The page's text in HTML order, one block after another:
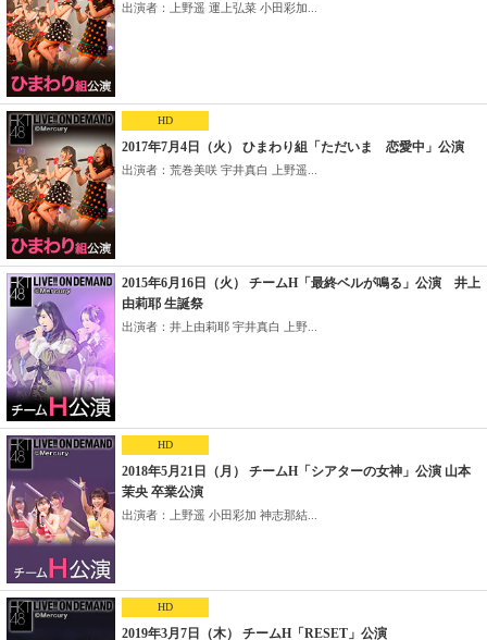
出演者：上野遥 運上弘菜 小田彩加...
HD
2017年7月4日（火） ひまわり組「ただいま 恋愛中」公演
出演者：荒巻美咲 宇井真白 上野遥...
2015年6月16日（火） チームH「最終ベルが鳴る」公演 井上
由莉耶 生誕祭
出演者：井上由莉耶 宇井真白 上野...
HD
2018年5月21日（月） チームH「シアターの女神」公演 山本
茉央 卒業公演
出演者：上野遥 小田彩加 神志那結...
HD
2019年3月7日（木） チームH「RESET」公演